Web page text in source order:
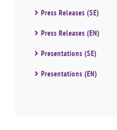
Press Releases (SE)
Press Releases (EN)
Presentations (SE)
Presentations (EN)